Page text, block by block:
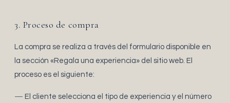
3. Proceso de compra
La compra se realiza a través del formulario disponible en
la sección «Regala una experiencia» del sitio web. El
proceso es el siguiente:
El cliente selecciona el tipo de experiencia y el número